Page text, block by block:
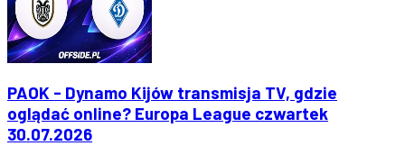
PAOK - Dynamo Kijów transmisja TV, gdzie
oglądać online? Europa League czwartek
30.07.2026